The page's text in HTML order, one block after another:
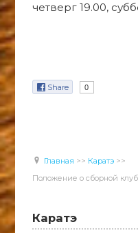
четверг 19.00,
Share 0
Главная >> Каратэ >>
Положение о сборной
Каратэ